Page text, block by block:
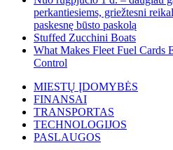
perkantiesiems, griežtesni
paskesnę būsto paskolą
Stuffed Zucchini Boats
What Makes Fleet Fuel Cards
Control
MIESTŲ ĮDOMYBĖS
FINANSAI
TRANSPORTAS
TECHNOLOGIJOS
PASLAUGOS